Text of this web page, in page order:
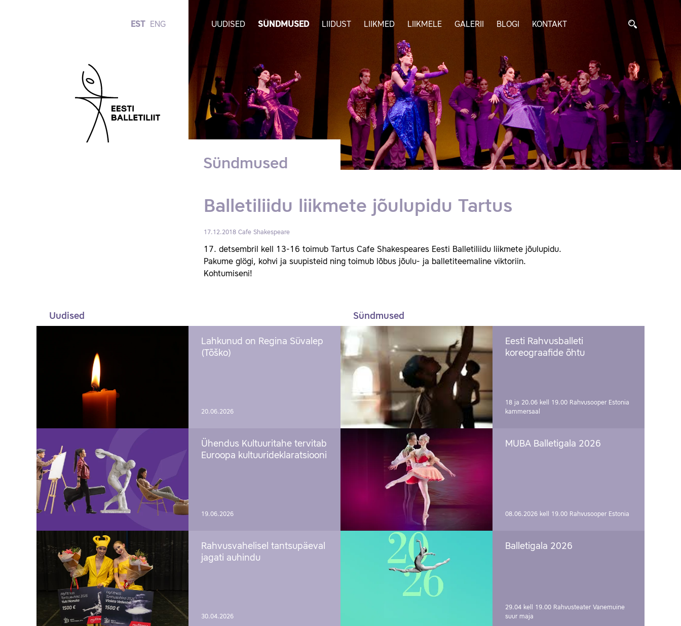
EST ENG UUDISED SÜNDMUSED LIIDUST LIIKMED LIIKMELE GALERII BLOGI KONTAKT
Sündmused
Balletiliidu liikmete jõulupidu Tartus
17.12.2018 Cafe Shakespeare
17. detsembril kell 13-16 toimub Tartus Cafe Shakespeares Eesti Balletiliidu liikmete jõulupidu.
Pakume glögi, kohvi ja suupisteid ning toimub lõbus jõulu- ja balletiteemaline viktoriin.
Kohtumiseni!
Uudised
Lahkunud on Regina Süvalep
(Tõško)
20.06.2026
Ühendus Kultuuritahe tervitab
Euroopa kultuurideklaratsiooni
19.06.2026
Rahvusvahelisel tantsupäeval
jagati auhindu
30.04.2026
Sündmused
Eesti Rahvusballeti
koreograafide õhtu
18 ja 20.06 kell 19.00 Rahvusooper Estonia
kammersaal
MUBA Balletigala 2026
08.06.2026 kell 19.00 Rahvusooper Estonia
Balletigala 2026
29.04 kell 19.00 Rahvusteater Vanemuine
suur maja